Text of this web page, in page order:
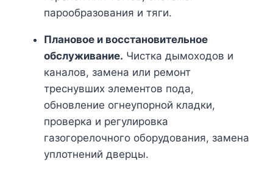
парообразования и тяги.
Плановое и восстановительное
обслуживание. Чистка дымоходов и
каналов, замена или ремонт
треснувших элементов пода,
обновление огнеупорной кладки,
проверка и регулировка
газогорелочного оборудования, замена
уплотнений дверцы.